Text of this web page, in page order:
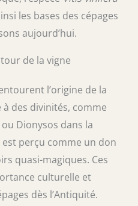
les bases des cépages
aujourd’hui.
de la vigne
l’origine de la
des divinités, comme
Dionysos dans la
perçu comme un don
quasi-magiques. Ces
culturelle et
dès l’Antiquité.